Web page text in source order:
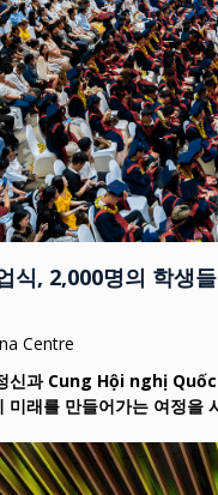
식, 2,000명의 학생
Centre
신과 Cung Hội nghị
미래를 만들어가는 여정